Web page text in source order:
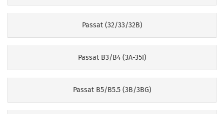
Passat (32/33/32B)
Passat B3/B4 (3A-35I)
Passat B5/B5.5 (3B/3BG)